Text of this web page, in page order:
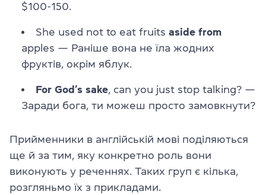
$100-150.
She used not to eat fruits aside from
apples — Раніше вона не їла жодних
фруктів, окрім яблук.
For God’s sake , can you just stop talking? —
Заради бога, ти можеш просто замовкнути?
Прийменники в англійській мові поділяються
ще й за тим, яку конкретно роль вони
виконують у реченнях. Таких груп є кілька,
розгляньмо їх з прикладами.